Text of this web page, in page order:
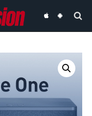
audiovisionaudiovision